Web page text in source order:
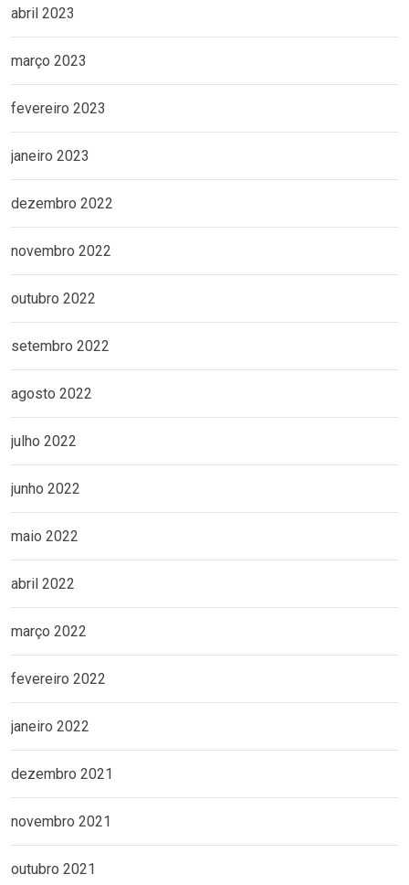
abril 2023
março 2023
fevereiro 2023
janeiro 2023
dezembro 2022
novembro 2022
outubro 2022
setembro 2022
agosto 2022
julho 2022
junho 2022
maio 2022
abril 2022
março 2022
fevereiro 2022
janeiro 2022
dezembro 2021
novembro 2021
outubro 2021